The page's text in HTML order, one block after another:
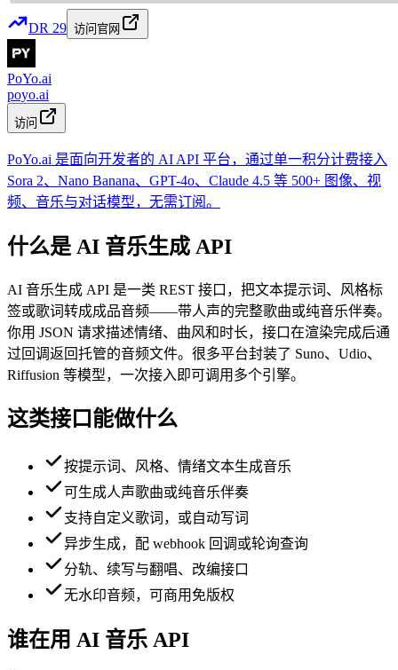
DR 29 访问官网
PoYo.ai
poyo.ai
访问
PoYo.ai 是面向开发者的 AI API 平台，通过单一积分计费接入
Sora 2、Nano Banana、GPT-4o、Claude 4.5 等 500+ 图像、视
频、音乐与对话模型，无需订阅。
什么是 AI 音乐生成 API
AI 音乐生成 API 是一类 REST 接口，把文本提示词、风格标
签或歌词转成成品音频——带人声的完整歌曲或纯音乐伴奏。
你用 JSON 请求描述情绪、曲风和时长，接口在渲染完成后通
过回调返回托管的音频文件。很多平台封装了 Suno、Udio、
Riffusion 等模型，一次接入即可调用多个引擎。
这类接口能做什么
按提示词、风格、情绪文本生成音乐
可生成人声歌曲或纯音乐伴奏
支持自定义歌词，或自动写词
异步生成，配 webhook 回调或轮询查询
分轨、续写与翻唱、改编接口
无水印音频，可商用免版权
谁在用 AI 音乐 API